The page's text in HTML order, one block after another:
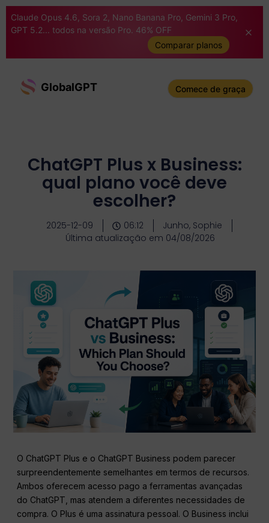
Claude Opus 4.6, Sora 2, Nano Banana Pro, Gemini 3 Pro,
GPT 5.2... todos na versão Pro. 46% OFF
Comparar planos
GlobalGPT Comece de graça
ChatGPT Plus x Business:
qual plano você deve
escolher?
2025-12-09 06:12
Junho, Sophie
Última atualização em 04/08/2026
O ChatGPT Plus e o ChatGPT Business podem parecer
surpreendentemente semelhantes em termos de recursos.
Ambos oferecem acesso pago a ferramentas avançadas
do ChatGPT, mas atendem a diferentes necessidades de
compra. O Plus é uma assinatura pessoal. O Business inclui